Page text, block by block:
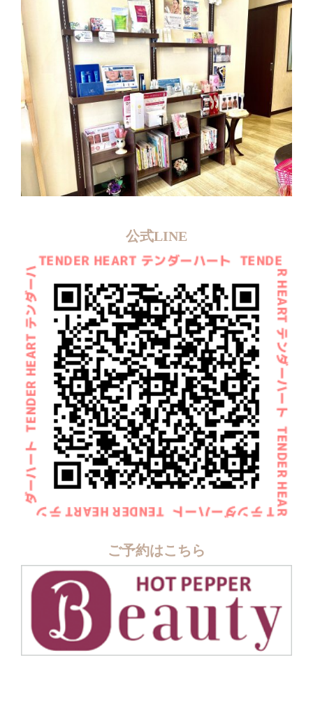
公式LINE
ご予約はこちら